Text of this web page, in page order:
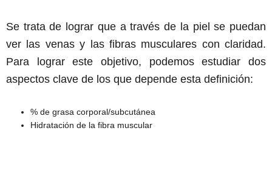
Se trata de lograr que a través de la piel se puedan
ver las venas y las fibras musculares con claridad.
Para lograr este objetivo, podemos estudiar dos
aspectos clave de los que depende esta definición:
% de grasa corporal/subcutánea
Hidratación de la fibra muscular